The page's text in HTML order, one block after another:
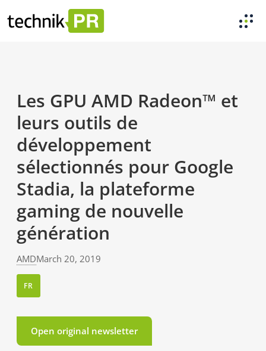
Les GPU AMD Radeon™ et
leurs outils de
développement
sélectionnés pour Google
Stadia, la plateforme
gaming de nouvelle
génération
AMDMarch 20, 2019
FR
Open original newsletter